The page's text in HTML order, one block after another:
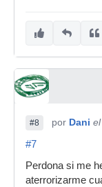
#8 por Dani
#7
Perdona si me
aterrorizarme